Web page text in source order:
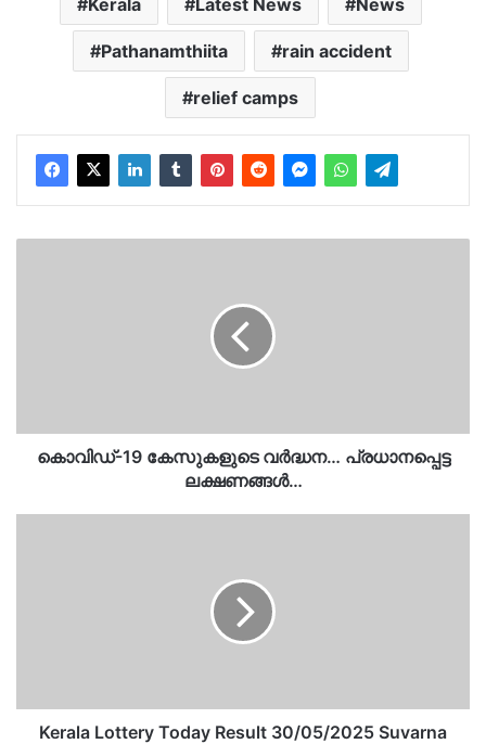
Kerala Latest News News
Pathanamthiita rain accident
relief camps
കൊവിഡ്-19 കേസുകളുടെ വർദ്ധന… പ്രധാനപ്പെട്ട
ലക്ഷണങ്ങൾ…
Result
Kerala Lottery Today Result 30/05/2025 Suvarna